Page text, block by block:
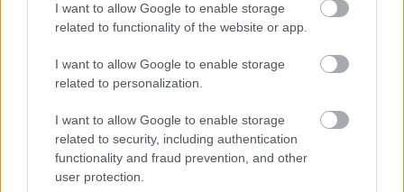
I want to allow Google to enable storage
related to functionality of the website or app.
I want to allow Google to enable storage
related to personalization.
I want to allow Google to enable storage
related to security, including authentication
functionality and fraud prevention, and other
user protection.
Paks II.: Mit jelent az 5. blokk új mérföldköve a
felülvizsgálat árnyékában?
Megkezdődött az 5. blokk reaktorépületének alaplemez-
kivitelezése, miközben a felülvizsgálat arra keresi a választ,
milyen feltételek mellett érdemes továbbvinni Magyarország
egyik legnagyobb beruházását.
Elkészült a Liszt Ferenc repülőtér